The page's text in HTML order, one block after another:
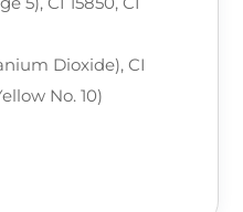
Dioxide), CI
No. 10)